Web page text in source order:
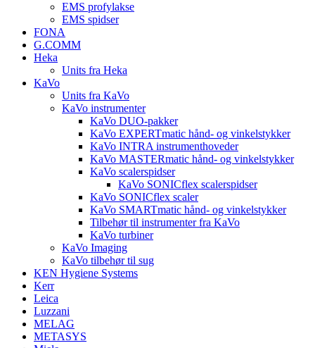
EMS profylakse
EMS spidser
FONA
G.COMM
Heka
Units fra Heka
KaVo
Units fra KaVo
KaVo instrumenter
KaVo DUO-pakker
KaVo EXPERTmatic hånd- og vinkelstykker
KaVo INTRA instrumenthoveder
KaVo MASTERmatic hånd- og vinkelstykker
KaVo scalerspidser
KaVo SONICflex scalerspidser
KaVo SONICflex scaler
KaVo SMARTmatic hånd- og vinkelstykker
Tilbehør til instrumenter fra KaVo
KaVo turbiner
KaVo Imaging
KaVo tilbehør til sug
KEN Hygiene Systems
Kerr
Leica
Luzzani
MELAG
METASYS